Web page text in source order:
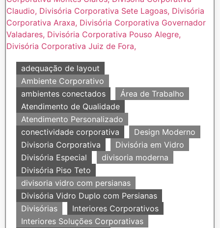
adequação de layout
Ambiente Corporativo
ambientes conectados
Área de Trabalho
Atendimento de Qualidade
Atendimento Personalizado
conectividade corporativa
Design Moderno
Divisoria Corporativa
Divisória em Vidro
Divisória Especial
divisoria moderna
Divisória Piso Teto
divisoria vidro com persianas
Divisória Vidro Duplo com Persianas
Divisórias
Interiores Corporativos
Interiores Soluções Corporativas